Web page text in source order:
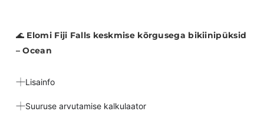
🌊 Elomi Fiji Falls keskmise kõrgusega bikiinipüksid
– Ocean
Lisainfo
Suuruse arvutamise kalkulaator